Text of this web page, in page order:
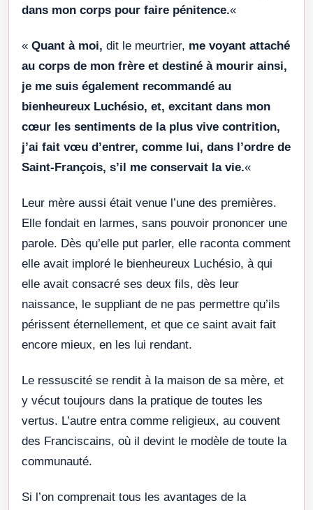
dans mon corps pour faire pénitence.«
« Quant à moi, dit le meurtrier, me voyant attaché
au corps de mon frère et destiné à mourir ainsi,
je me suis également recommandé au
bienheureux Luchésio, et, excitant dans mon
cœur les sentiments de la plus vive contrition,
j’ai fait vœu d’entrer, comme lui, dans l’ordre de
Saint-François, s’il me conservait la vie.«
Leur mère aussi était venue l’une des premières.
Elle fondait en larmes, sans pouvoir prononcer une
parole. Dès qu’elle put parler, elle raconta comment
elle avait imploré le bienheureux Luchésio, à qui
elle avait consacré ses deux fils, dès leur
naissance, le suppliant de ne pas permettre qu’ils
périssent éternellement, et que ce saint avait fait
encore mieux, en les lui rendant.
Le ressuscité se rendit à la maison de sa mère, et
y vécut toujours dans la pratique de toutes les
vertus. L’autre entra comme religieux, au couvent
des Franciscains, où il devint le modèle de toute la
communauté.
Si l’on comprenait tous les avantages de la